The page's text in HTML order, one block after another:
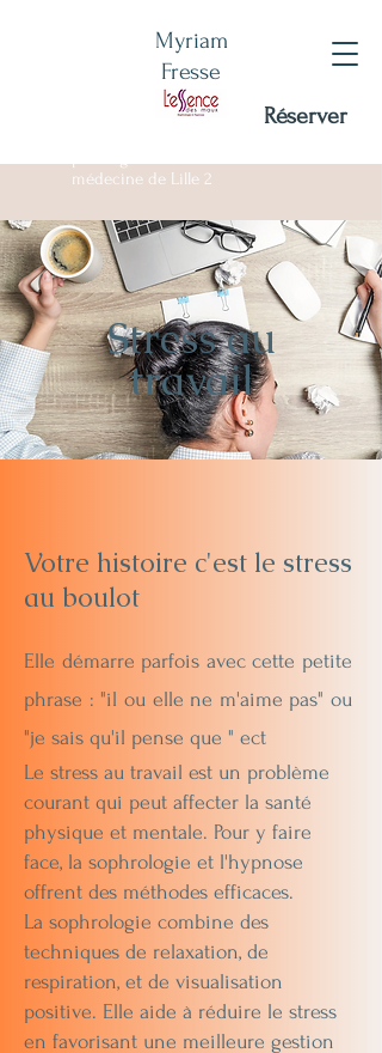
Myriam
Fresse
médecine de Lille 2
Réserver
Stress au
travail
Votre histoire c'est le stress
au boulot
Elle démarre parfois avec cette petite
phrase : "il ou elle ne m'aime pas" ou
"je sais qu'il pense que " ect
Le stress au travail est un problème
courant qui peut affecter la santé
physique et mentale. Pour y faire
face, la sophrologie et l'hypnose
offrent des méthodes efficaces.
La sophrologie combine des
techniques de relaxation, de
respiration, et de visualisation
positive. Elle aide à réduire le stress
en favorisant une meilleure gestion